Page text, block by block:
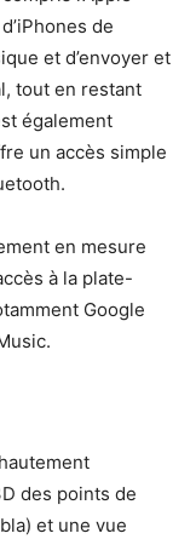
de
et d’envoyer et
tout en restant
également
un accès simple
en mesure
à la plate-
Google
des points de
et une vue